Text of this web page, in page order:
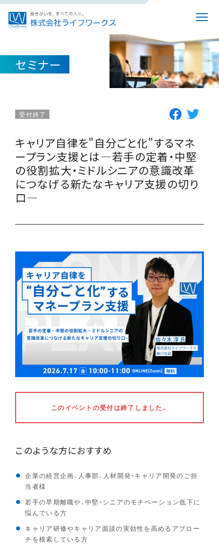
セミナー
受付終了
キャリア自律を"自分ごと化"するマネ
ープラン支援とは―若手の定着・中堅
の役割拡大・ミドルシニアの意識改革
につなげる新たなキャリア支援の切り
口―
このイベントの受付は終了しました。
このような方におすすめ
企業の経営企画、人事部、人材開発・キャリア開発のご担
当者様
若手の早期離職や、中堅・シニアのモチベーション低下に
悩んでいる方
キャリア研修やキャリア面談の実効性を高めるアプロー
チを模索している方